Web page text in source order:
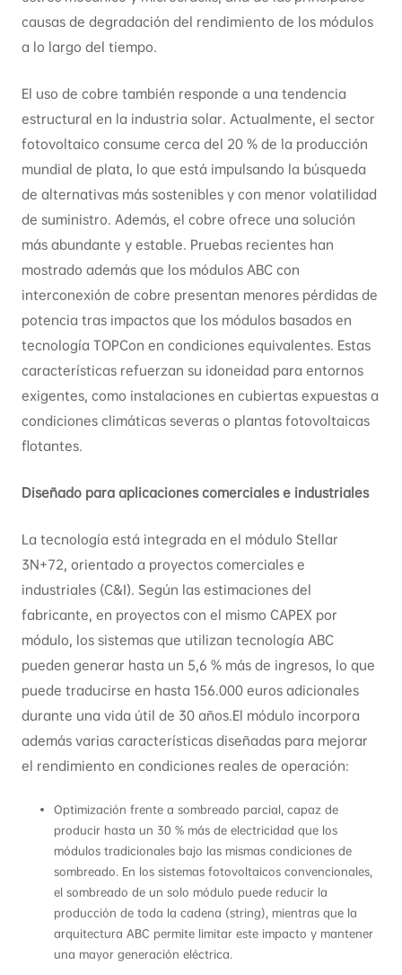
causas de degradación del rendimiento de los módulos
a lo largo del tiempo.
El uso de cobre también responde a una tendencia
estructural en la industria solar. Actualmente, el sector
fotovoltaico consume cerca del 20 % de la producción
mundial de plata, lo que está impulsando la búsqueda
de alternativas más sostenibles y con menor volatilidad
de suministro. Además, el cobre ofrece una solución
más abundante y estable. Pruebas recientes han
mostrado además que los módulos ABC con
interconexión de cobre presentan menores pérdidas de
potencia tras impactos que los módulos basados en
tecnología TOPCon en condiciones equivalentes. Estas
características refuerzan su idoneidad para entornos
exigentes, como instalaciones en cubiertas expuestas a
condiciones climáticas severas o plantas fotovoltaicas
flotantes.
Diseñado para aplicaciones comerciales e industriales
La tecnología está integrada en el módulo Stellar
3N+72, orientado a proyectos comerciales e
industriales (C&I). Según las estimaciones del
fabricante, en proyectos con el mismo CAPEX por
módulo, los sistemas que utilizan tecnología ABC
pueden generar hasta un 5,6 % más de ingresos, lo que
puede traducirse en hasta 156.000 euros adicionales
durante una vida útil de 30 años.El módulo incorpora
además varias características diseñadas para mejorar
el rendimiento en condiciones reales de operación:
Optimización frente a sombreado parcial, capaz de
producir hasta un 30 % más de electricidad que los
módulos tradicionales bajo las mismas condiciones de
sombreado. En los sistemas fotovoltaicos convencionales,
el sombreado de un solo módulo puede reducir la
producción de toda la cadena (string), mientras que la
arquitectura ABC permite limitar este impacto y mantener
una mayor generación eléctrica.